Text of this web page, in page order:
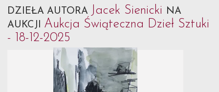
DZIEŁA AUTORA Jacek Sienicki NA
AUKCJI Aukcja Świąteczna Dzieł Sztuki
- 18-12-2025